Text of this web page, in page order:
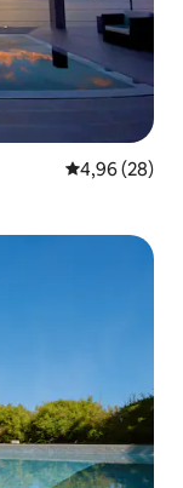
Calificación
4,96 (28)